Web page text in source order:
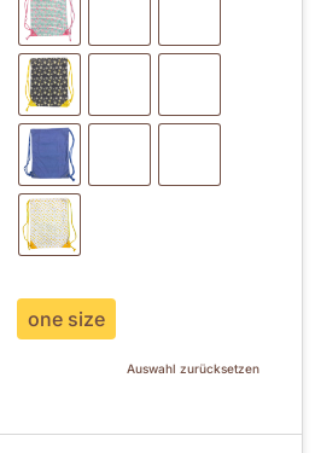
one size
Auswahl zurücksetzen